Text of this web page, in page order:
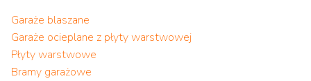
Garaże blaszane
Garaże ocieplane z płyty warstwowej
Płyty warstwowe
Bramy garażowe